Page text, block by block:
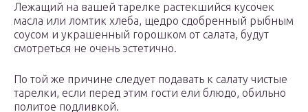
Лежащий на вашей тарелке растекшийся кусочек
масла или ломтик хлеба, щедро сдобренный рыбным
соусом и украшенный горошком от салата, будут
смотреться не очень эстетично.
По той же причине следует подавать к салату чистые
тарелки, если перед этим гости ели блюдо, обильно
политое подливкой.